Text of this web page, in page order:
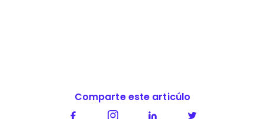
Comparte este articúlo